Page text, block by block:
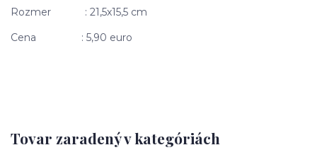
Rozmer : 21,5x15,5 cm
Cena : 5,90 euro
Tovar zaradený v kategóriách